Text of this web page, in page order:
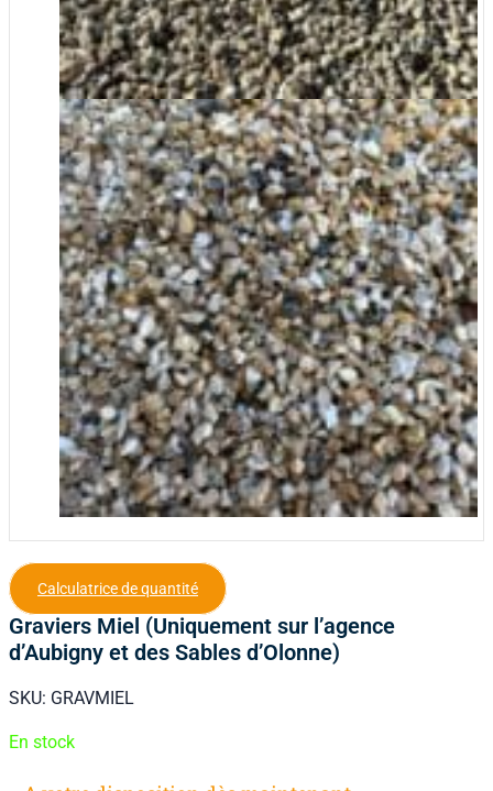
Calculatrice de quantité
Graviers Miel (Uniquement sur l’agence
d’Aubigny et des Sables d’Olonne)
SKU: GRAVMIEL
En stock